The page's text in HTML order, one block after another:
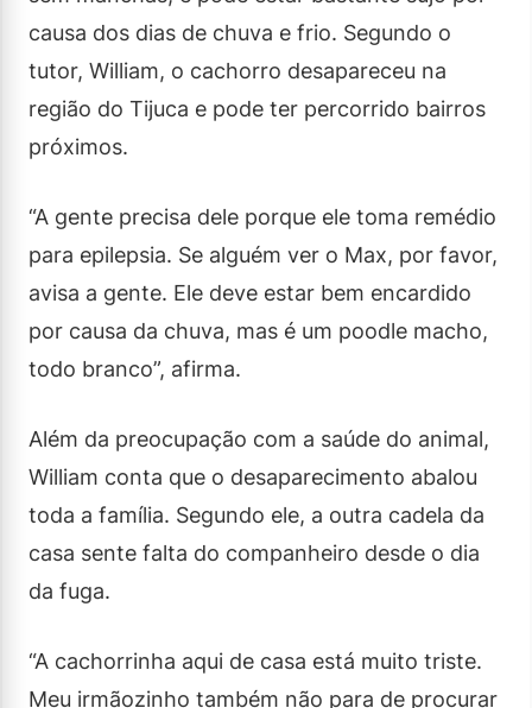
causa dos dias de chuva e frio. Segundo o
tutor, William, o cachorro desapareceu na
região do Tijuca e pode ter percorrido bairros
próximos.
“A gente precisa dele porque ele toma remédio
para epilepsia. Se alguém ver o Max, por favor,
avisa a gente. Ele deve estar bem encardido
por causa da chuva, mas é um poodle macho,
todo branco”, afirma.
Além da preocupação com a saúde do animal,
William conta que o desaparecimento abalou
toda a família. Segundo ele, a outra cadela da
casa sente falta do companheiro desde o dia
da fuga.
“A cachorrinha aqui de casa está muito triste.
Meu irmãozinho também não para de procurar